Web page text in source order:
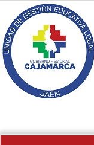
Pasar al contenido principal